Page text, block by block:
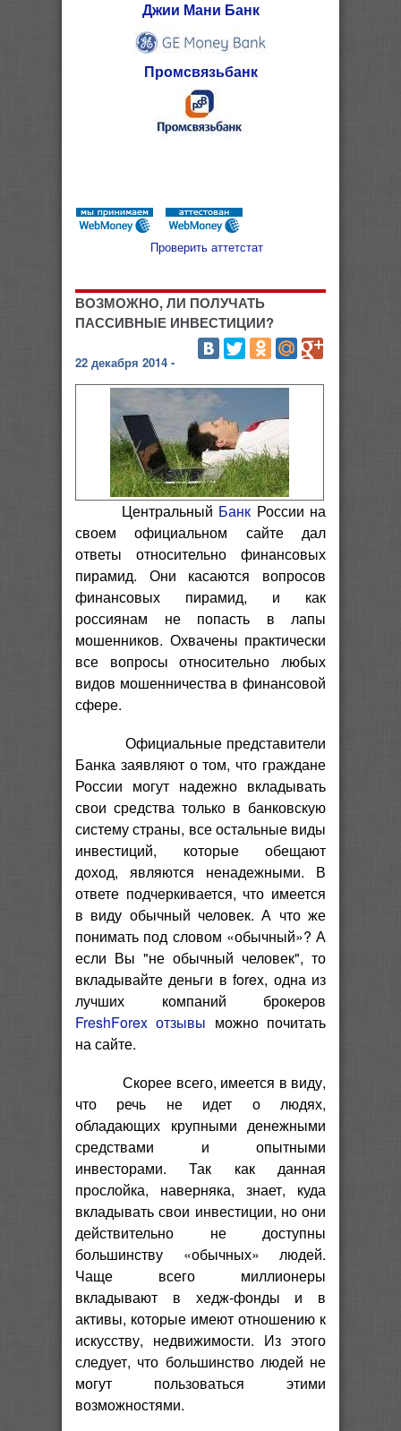
Джии Мани Банк
Промсвязьбанк
Проверить аттетстат
ВОЗМОЖНО, ЛИ ПОЛУЧАТЬ
ПАССИВНЫЕ ИНВЕСТИЦИИ?
22 декабря 2014 -
Центральный Банк России на
своем официальном сайте дал
ответы относительно финансовых
пирамид. Они касаются вопросов
финансовых пирамид, и как
россиянам не попасть в лапы
мошенников. Охвачены практически
все вопросы относительно любых
видов мошенничества в финансовой
сфере.
Официальные представители
Банка заявляют о том, что граждане
России могут надежно вкладывать
свои средства только в банковскую
систему страны, все остальные виды
инвестиций, которые обещают
доход, являются ненадежными. В
ответе подчеркивается, что имеется
в виду обычный человек. А что же
понимать под словом «обычный»? А
если Вы "не обычный человек", то
вкладывайте деньги в forex, одна из
лучших компаний брокеров
FreshForex отзывы можно почитать
на сайте.
Скорее всего, имеется в виду,
что речь не идет о людях,
обладающих крупными денежными
средствами и опытными
инвесторами. Так как данная
прослойка, наверняка, знает, куда
вкладывать свои инвестиции, но они
действительно не доступны
большинству «обычных» людей.
Чаще всего миллионеры
вкладывают в хедж-фонды и в
активы, которые имеют отношению к
искусству, недвижимости. Из этого
следует, что большинство людей не
могут пользоваться этими
возможностями.